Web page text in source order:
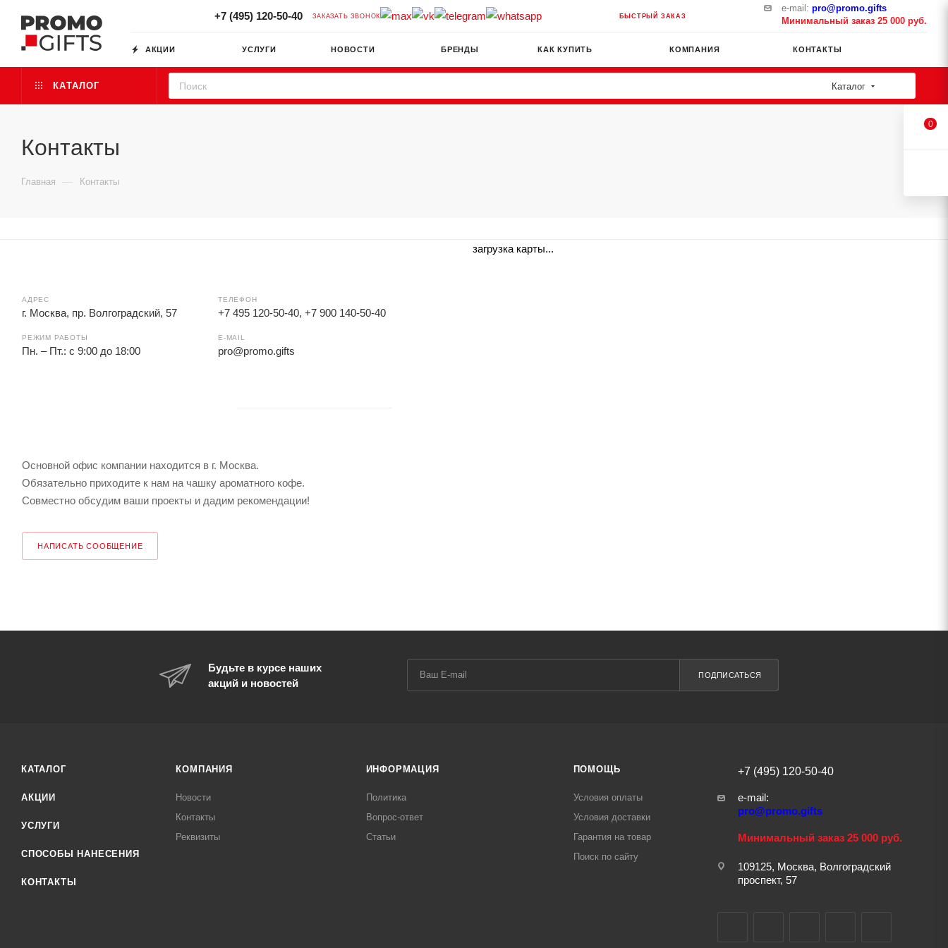
+7 (495) 120-50-40 ЗАКАЗАТЬ ЗВОНОК БЫСТРЫЙ ЗАКАЗ
e-mail: pro@promo.gifts
Минимальный заказ 25 000 руб.
АКЦИИ УСЛУГИ НОВОСТИ БРЕНДЫ КАК КУПИТЬ КОМПАНИЯ КОНТАКТЫ
КАТАЛОГ Каталог
Контакты
Главная — Контакты
АДРЕС
г. Москва, пр. Волгоградский, 57
РЕЖИМ РАБОТЫ
Пн. – Пт.: с 9:00 до 18:00
ТЕЛЕФОН
+7 495 120-50-40, +7 900 140-50-40
E-MAIL
pro@promo.gifts
Основной офис компании находится в г. Москва.
Обязательно приходите к нам на чашку ароматного кофе.
Совместно обсудим ваши проекты и дадим рекомендации!
НАПИСАТЬ СООБЩЕНИЕ
загрузка карты...
Будьте в курсе наших
акций и новостей
ПОДПИСАТЬСЯ
КАТАЛОГ
АКЦИИ
УСЛУГИ
СПОСОБЫ НАНЕСЕНИЯ
КОНТАКТЫ
КОМПАНИЯ
Новости
Контакты
Реквизиты
ИНФОРМАЦИЯ
Политика
Вопрос-ответ
Статьи
ПОМОЩЬ
Условия оплаты
Условия доставки
Гарантия на товар
Поиск по сайту
+7 (495) 120-50-40
e-mail:
pro@promo.gifts
Минимальный заказ 25 000 руб.
109125, Москва, Волгоградский
проспект, 57
0